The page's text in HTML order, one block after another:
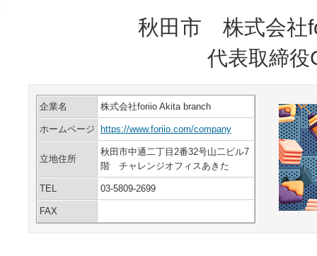
秋田市 株式会社
代表取締
企業名 株式会社foriio Akita branch
ホームページ https://www.foriio.com/company
立地住所
秋田市中通二丁目2番32号山二ビル7
階 チャレンジオフィスあきた
TEL 03-5809-2699
FAX